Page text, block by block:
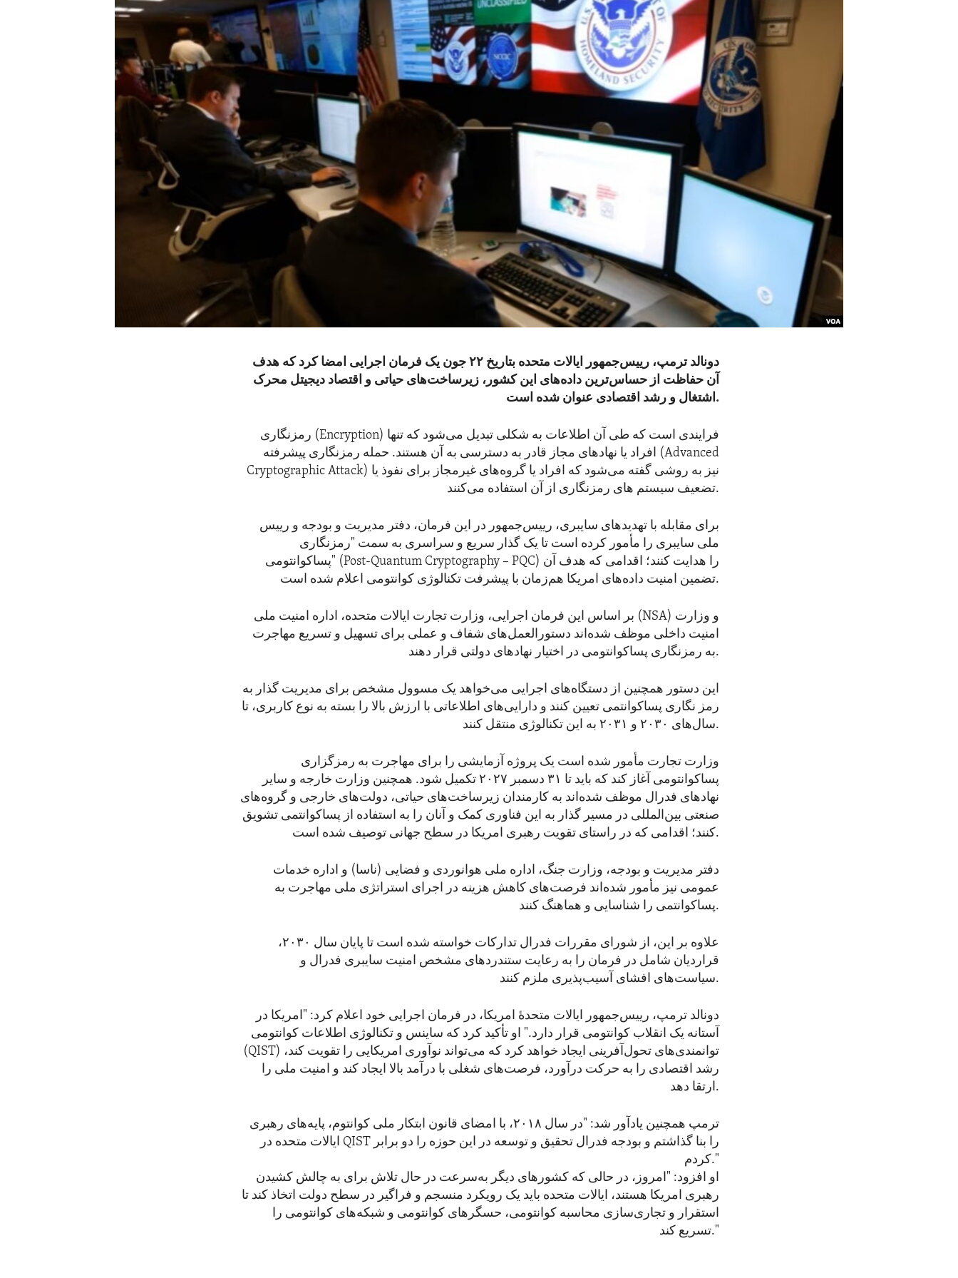
دونالد ترمپ، رییس‌جمهور ایالات متحده بتاریخ ۲۲ جون یک فرمان اجرایی امضا کرد که هدف
آن حفاظت از حساس‌ترین داده‌های این کشور، زیرساخت‌های حیاتی و اقتصاد دیجیتل محرک
اشتغال و رشد اقتصادی عنوان شده است.
رمزنگاری (Encryption) فرایندی است که طی آن اطلاعات به شکلی تبدیل می‌شود که تنها
افراد یا نهادهای مجاز قادر به دسترسی به آن هستند. حمله رمزنگاری پیشرفته (Advanced
Cryptographic Attack) نیز به روشی گفته می‌شود که افراد یا گروه‌های غیرمجاز برای نفوذ یا
تضعیف سیستم های رمزنگاری از آن استفاده می‌کنند.
برای مقابله با تهدیدهای سایبری، رییس‌جمهور در این فرمان، دفتر مدیریت و بودجه و رییس
ملی سایبری را مأمور کرده است تا یک گذار سریع و سراسری به سمت "رمزنگاری
پساکوانتومی" (Post-Quantum Cryptography – PQC) را هدایت کنند؛ اقدامی که هدف آن
تضمین امنیت داده‌های امریکا هم‌زمان با پیشرفت تکنالوژی کوانتومی اعلام شده است.
بر اساس این فرمان اجرایی، وزارت تجارت ایالات متحده، اداره امنیت ملی (NSA) و وزارت
امنیت داخلی موظف شده‌اند دستورالعمل‌های شفاف و عملی برای تسهیل و تسریع مهاجرت
به رمزنگاری پساکوانتومی در اختیار نهادهای دولتی قرار دهند.
این دستور همچنین از دستگاه‌های اجرایی می‌خواهد یک مسوول مشخص برای مدیریت گذار به
رمز نگاری پساکوانتمی تعیین کنند و دارایی‌های اطلاعاتی با ارزش بالا را بسته به نوع کاربری، تا
سال‌های ۲۰۳۰ و ۲۰۳۱ به این تکنالوژی منتقل کنند.
وزارت تجارت مأمور شده است یک پروژه آزمایشی را برای مهاجرت به رمزگزاری
پساکوانتومی آغاز کند که باید تا ۳۱ دسمبر ۲۰۲۷ تکمیل شود. همچنین وزارت خارجه و سایر
نهادهای فدرال موظف شده‌اند به کارمندان زیرساخت‌های حیاتی، دولت‌های خارجی و گروه‌های
صنعتی بین‌المللی در مسیر گذار به این فناوری کمک و آنان را به استفاده از پساکوانتمی تشویق
کنند؛ اقدامی که در راستای تقویت رهبری امریکا در سطح جهانی توصیف شده است.
دفتر مدیریت و بودجه، وزارت جنگ،‌ اداره ملی هوانوردی و فضایی (ناسا) و اداره خدمات
عمومی نیز مأمور شده‌اند فرصت‌های کاهش هزینه در اجرای استراتژی ملی مهاجرت به
پساکوانتمی را شناسایی و هماهنگ کنند.
علاوه بر این، از شورای مقررات فدرال تدارکات خواسته شده است تا پایان سال ۲۰۳۰،
قراردیان شامل در فرمان را به رعایت ستندردهای مشخص امنیت سایبری فدرال و
سیاست‌های افشای آسیب‌پذیری ملزم کنند.
دونالد ترمپ، رییس‌جمهور ایالات متحدۀ امریکا، در فرمان اجرایی خود اعلام کرد: "امریکا در
آستانه یک انقلاب کوانتومی قرار دارد." او تأکید کرد که ساینس و تکنالوژی اطلاعات کوانتومی
(QIST) توانمندی‌های تحول‌آفرینی ایجاد خواهد کرد که می‌تواند نوآوری امریکایی را تقویت کند،
رشد اقتصادی را به حرکت درآورد، فرصت‌های شغلی با درآمد بالا ایجاد کند و امنیت ملی را
ارتقا دهد.
ترمپ همچنین یادآور شد: "در سال ۲۰۱۸، با امضای قانون ابتکار ملی کوانتوم، پایه‌های رهبری
ایالات متحده در QIST را بنا گذاشتم و بودجه فدرال تحقیق و توسعه در این حوزه را دو برابر
کردم."
او افزود: "امروز، در حالی که کشورهای دیگر به‌سرعت در حال تلاش برای به چالش کشیدن
رهبری امریکا هستند، ایالات متحده باید یک رویکرد منسجم و فراگیر در سطح دولت اتخاذ کند تا
استقرار و تجاری‌سازی محاسبه کوانتومی، حسگرهای کوانتومی و شبکه‌های کوانتومی را
تسریع کند."